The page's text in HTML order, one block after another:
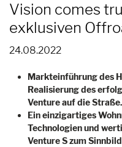
Vision comes
exklusiven
24.08.2022
Markteinführung des
Realisierung des
Venture auf die Straße.
Ein einzigartiges
Technologien und
Venture S zum